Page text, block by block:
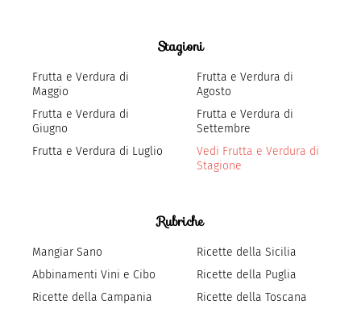
Stagioni
Frutta e Verdura di
Maggio
Frutta e Verdura di
Giugno
Frutta e Verdura di Luglio
Frutta e Verdura di
Agosto
Frutta e Verdura di
Settembre
Vedi Frutta e Verdura di
Stagione
Rubriche
Mangiar Sano
Abbinamenti Vini e Cibo
Ricette della Campania
Ricette della Sicilia
Ricette della Puglia
Ricette della Toscana